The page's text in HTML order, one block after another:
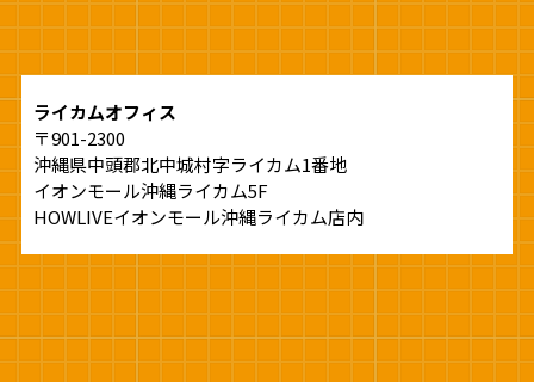
ライカムオフィス
〒901-2300
沖縄県中頭郡北中城村字ライカム1番地
イオンモール沖縄ライカム5F
HOWLIVEイオンモール沖縄ライカム店内